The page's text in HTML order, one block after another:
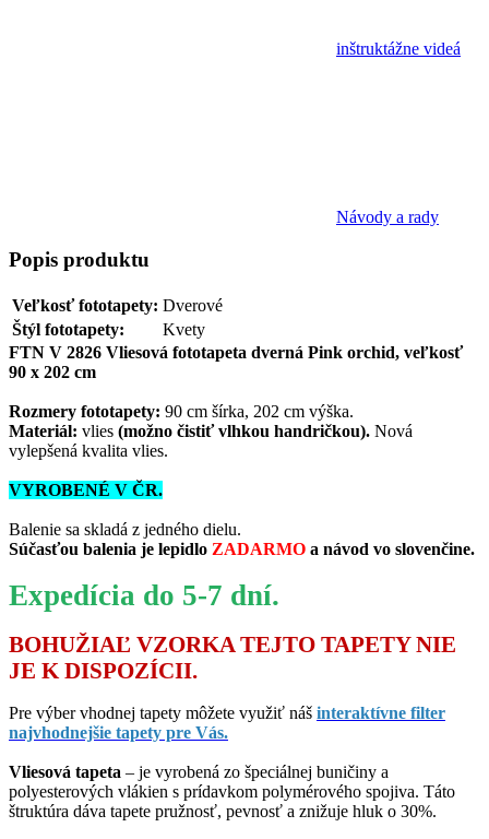
inštruktážne videá
Návody a rady
Popis produktu
Veľkosť fototapety: Dverové
Štýl fototapety:
Kvety
FTN V 2826 Vliesová fototapeta dverná Pink orchid, veľkosť
90 x 202 cm
Rozmery fototapety: 90 cm šírka, 202 cm výška.
Materiál: vlies (možno čistiť vlhkou handričkou). Nová
vylepšená kvalita vlies.
VYROBENÉ V ČR.
Balenie sa skladá z jedného dielu.
Súčasťou balenia je lepidlo ZADARMO a návod vo slovenčine.
Expedícia do 5-7 dní.
BOHUŽIAĽ VZORKA TEJTO TAPETY NIE
JE K DISPOZÍCII.
Pre výber vhodnej tapety môžete využiť náš interaktívne filter
najvhodnejšie tapety pre Vás.
Vliesová tapeta – je vyrobená zo špeciálnej buničiny a
polyesterových vlákien s prídavkom polymérového spojiva. Táto
štruktúra dáva tapete pružnosť, pevnosť a znižuje hluk o 30%.